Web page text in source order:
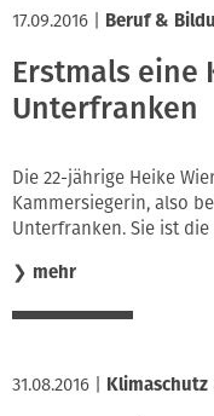
17.09.2016 Beruf &
Erstmals eine
Unterfranken
Die 22-jährige Heike
Kammersiegerin, also
Unterfranken. Sie ist
❯ mehr
31.08.2016 Klimaschutz